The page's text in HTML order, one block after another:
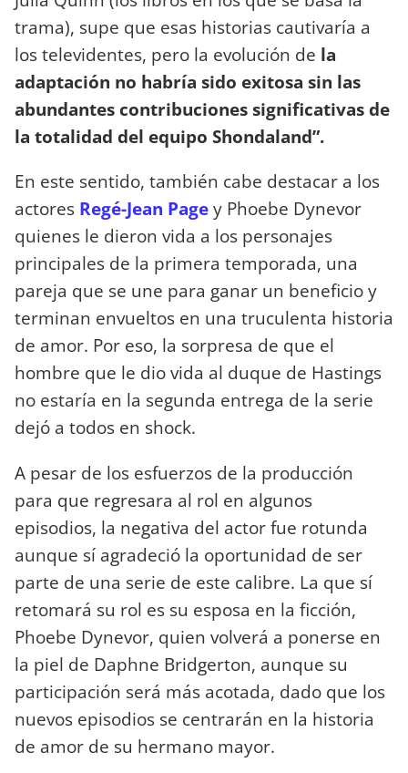
trama), supe que esas historias cautivaría a
los televidentes, pero la evolución de la
adaptación no habría sido exitosa sin las
abundantes contribuciones significativas de
la totalidad del equipo Shondaland”.
En este sentido, también cabe destacar a los
actores Regé-Jean Pagey Phoebe Dynevor
quienes le dieron vida a los personajes
principales de la primera temporada, una
pareja que se une para ganar un beneficio y
terminan envueltos en una truculenta historia
de amor. Por eso, la sorpresa de que el
hombre que le dio vida al duque de Hastings
no estaría en la segunda entrega de la serie
dejó a todos en shock.
A pesar de los esfuerzos de la producción
para que regresara al rol en algunos
episodios, la negativa del actor fue rotunda
aunque sí agradeció la oportunidad de ser
parte de una serie de este calibre. La que sí
retomará su rol es su esposa en la ficción,
Phoebe Dynevor, quien volverá a ponerse en
la piel de Daphne Bridgerton, aunque su
participación será más acotada, dado que los
nuevos episodios se centrarán en la historia
de amor de su hermano mayor.